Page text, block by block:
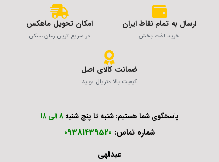
ارسال به تمام نقاط ایران
خرید لذت بخش
امکان تحویل ماهکس
در سریع ترین زمان ممکن
ضمانت کالای اصل
کیفیت بالا متریال تولید
پاسخگوی شما هستیم: شنبه تا پنچ شنبه 8 الی 18
شماره تماس: 09381439520
عبدالهی